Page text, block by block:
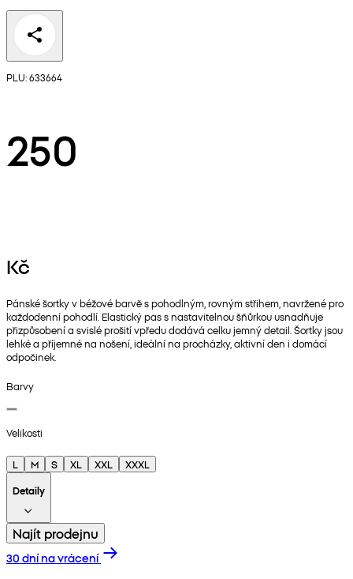
PLU: 633664
250
Kč
Pánské šortky v béžové barvě s pohodlným, rovným střihem, navržené pro
každodenní pohodlí. Elastický pas s nastavitelnou šňůrkou usnadňuje
přizpůsobení a svislé prošití vpředu dodává celku jemný detail. Šortky jsou
lehké a příjemné na nošení, ideální na procházky, aktivní den i domácí
odpočinek.
Barvy
Velikosti
L M S XL XXL
XXXL
Detaily
Najít prodejnu
30 dní na vrácení